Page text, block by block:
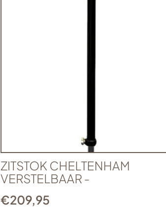
ZITSTOK CHELTENHAM
VERSTELBAAR -
€209,95